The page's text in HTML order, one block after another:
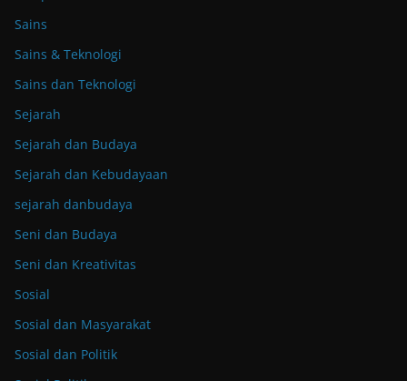
Sains
Sains & Teknologi
Sains dan Teknologi
Sejarah
Sejarah dan Budaya
Sejarah dan Kebudayaan
sejarah danbudaya
Seni dan Budaya
Seni dan Kreativitas
Sosial
Sosial dan Masyarakat
Sosial dan Politik